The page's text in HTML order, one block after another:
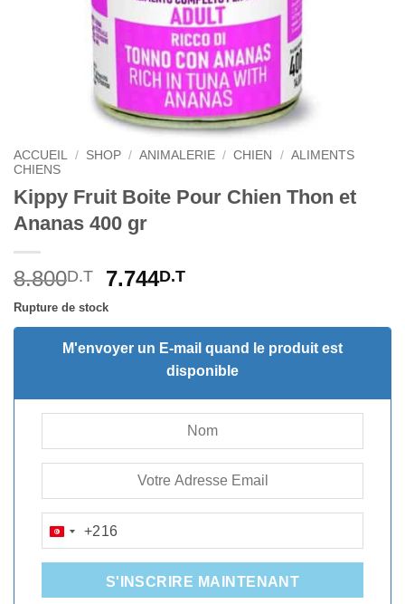
ACCUEIL / SHOP / ANIMALERIE / CHIEN / ALIMENTS
CHIENS
Kippy Fruit Boite Pour Chien Thon et
Ananas 400 gr
8.800D.T
Le
prix
initial
était :
8.800D.T.
7.744D.TLe
actuel
est :
7.744D.T.
Rupture de stock
M'envoyer un E-mail quand le produit est
disponible
TUNISIA
+216
+216
S'INSCRIRE MAINTENANT